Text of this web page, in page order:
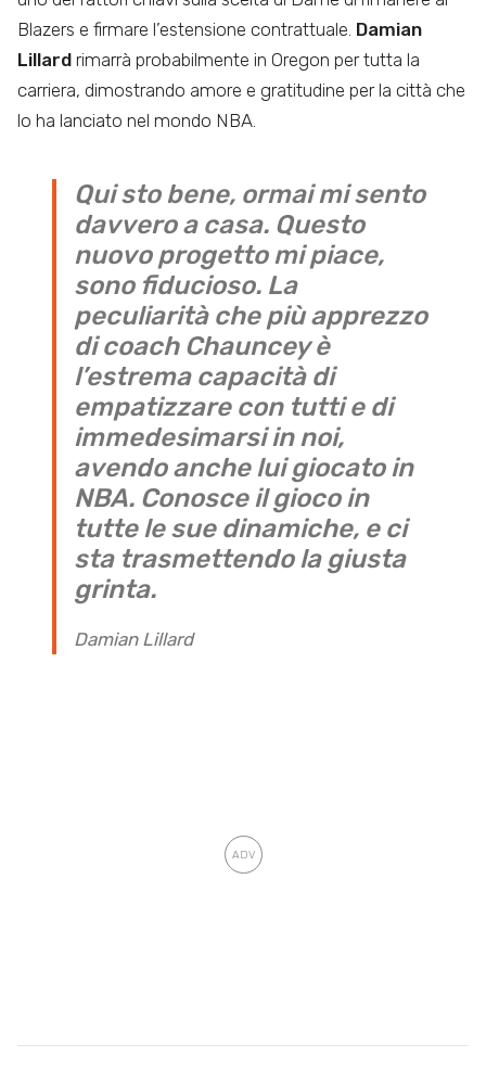
Blazers e firmare l’estensione contrattuale. Damian
Lillard rimarrà probabilmente in Oregon per tutta la
carriera, dimostrando amore e gratitudine per la città che
lo ha lanciato nel mondo NBA.
Qui sto bene, ormai mi sento
davvero a casa. Questo
nuovo progetto mi piace,
sono fiducioso. La
peculiarità che più apprezzo
di coach Chauncey è
l’estrema capacità di
empatizzare con tutti e di
immedesimarsi in noi,
avendo anche lui giocato in
NBA. Conosce il gioco in
tutte le sue dinamiche, e ci
sta trasmettendo la giusta
grinta.
Damian Lillard